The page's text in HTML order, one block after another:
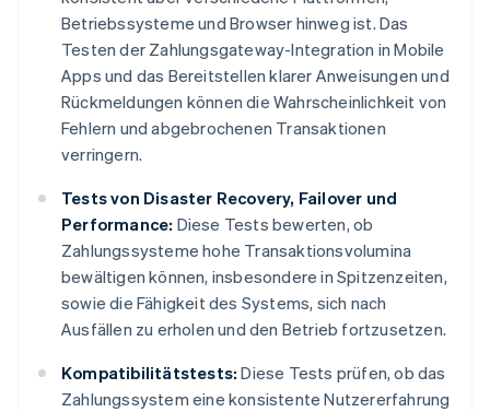
Betriebssysteme und Browser hinweg ist. Das
Testen der Zahlungsgateway-Integration in Mobile
Apps und das Bereitstellen klarer Anweisungen und
Rückmeldungen können die Wahrscheinlichkeit von
Fehlern und abgebrochenen Transaktionen
verringern.
Tests von Disaster Recovery, Failover und
Performance: Diese Tests bewerten, ob
Zahlungssysteme hohe Transaktionsvolumina
bewältigen können, insbesondere in Spitzenzeiten,
sowie die Fähigkeit des Systems, sich nach
Ausfällen zu erholen und den Betrieb fortzusetzen.
Kompatibilitätstests: Diese Tests prüfen, ob das
Zahlungssystem eine konsistente Nutzererfahrung